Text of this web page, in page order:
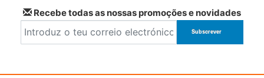
Recebe todas as nossas promoções e novidades